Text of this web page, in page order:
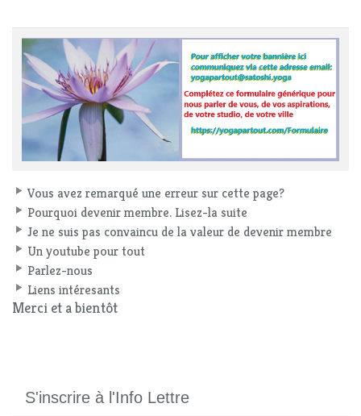
Vous avez remarqué une erreur sur cette page?
Pourquoi devenir membre. Lisez-la suite
Je ne suis pas convaincu de la valeur de devenir membre
Un youtube pour tout
Parlez-nous
Liens intéresants
Merci et a bientôt
S'inscrire à l'Info Lettre